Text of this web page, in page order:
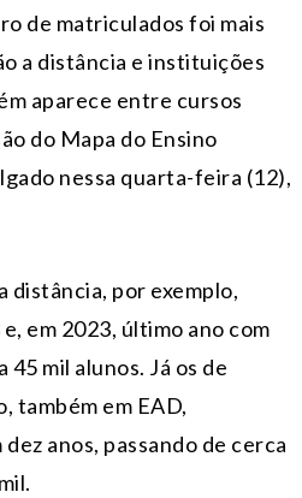
de matriculados foi mais
a distância e instituições
aparece entre cursos
do Mapa do Ensino
nessa quarta-feira (12),
distância, por exemplo,
em 2023, último ano com
mil alunos. Já os de
também em EAD,
anos, passando de cerca